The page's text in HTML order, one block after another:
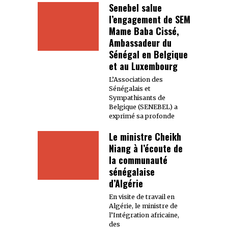
Senebel salue
l’engagement de SEM
Mame Baba Cissé,
Ambassadeur du
Sénégal en Belgique
et au Luxembourg
L’Association des
Sénégalais et
Sympathisants de
Belgique (SENEBEL) a
exprimé sa profonde
Le ministre Cheikh
Niang à l’écoute de
la communauté
sénégalaise
d’Algérie
En visite de travail en
Algérie, le ministre de
l’Intégration africaine,
des